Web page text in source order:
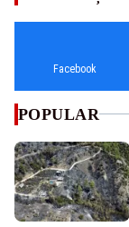
Facebook
POPULAR